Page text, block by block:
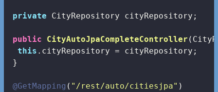
private CityRepository cityRepository;
public CityAutoJpaCompleteController
this .cityRepository = cityRepository;
}
@GetMapping ( "/rest/auto/citiesjpa" )